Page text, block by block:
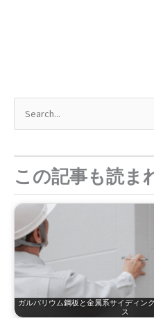
象
この記事も読ま
ガルバリウム鋼板と金属系サイディン
ス